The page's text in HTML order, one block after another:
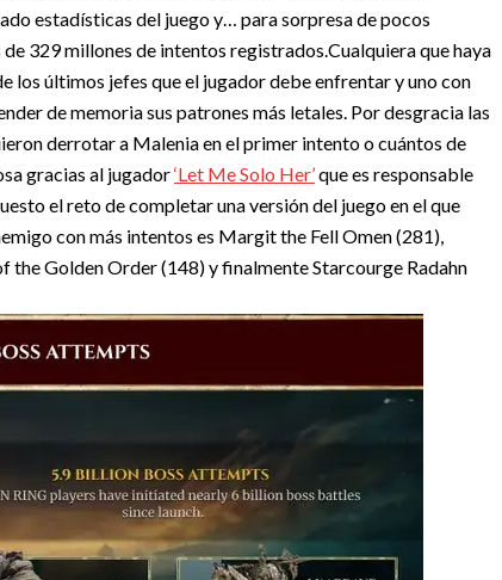
estadísticas del juego y… para sorpresa de pocos
329 millones de intentos registrados.Cualquiera que haya
los últimos jefes que el jugador debe enfrentar y uno con
de memoria sus patrones más letales. Por desgracia las
derrotar a Malenia en el primer intento o cuántos de
gracias al jugador‘Let Me Solo Her’que es responsable
el reto de completar una versión del juego en el que
con más intentos es Margit the Fell Omen (281),
the Golden Order (148) y finalmente Starcourge Radahn